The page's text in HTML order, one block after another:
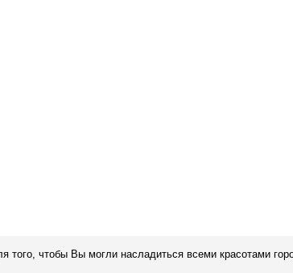
чтобы Вы могли насладиться всеми красотами